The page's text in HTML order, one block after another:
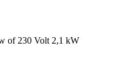
of 230 Volt 2,1 kW